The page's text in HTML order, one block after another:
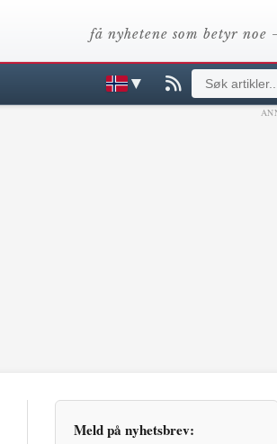
få nyhetene som betyr
▼
Meld på nyhetsbrev: